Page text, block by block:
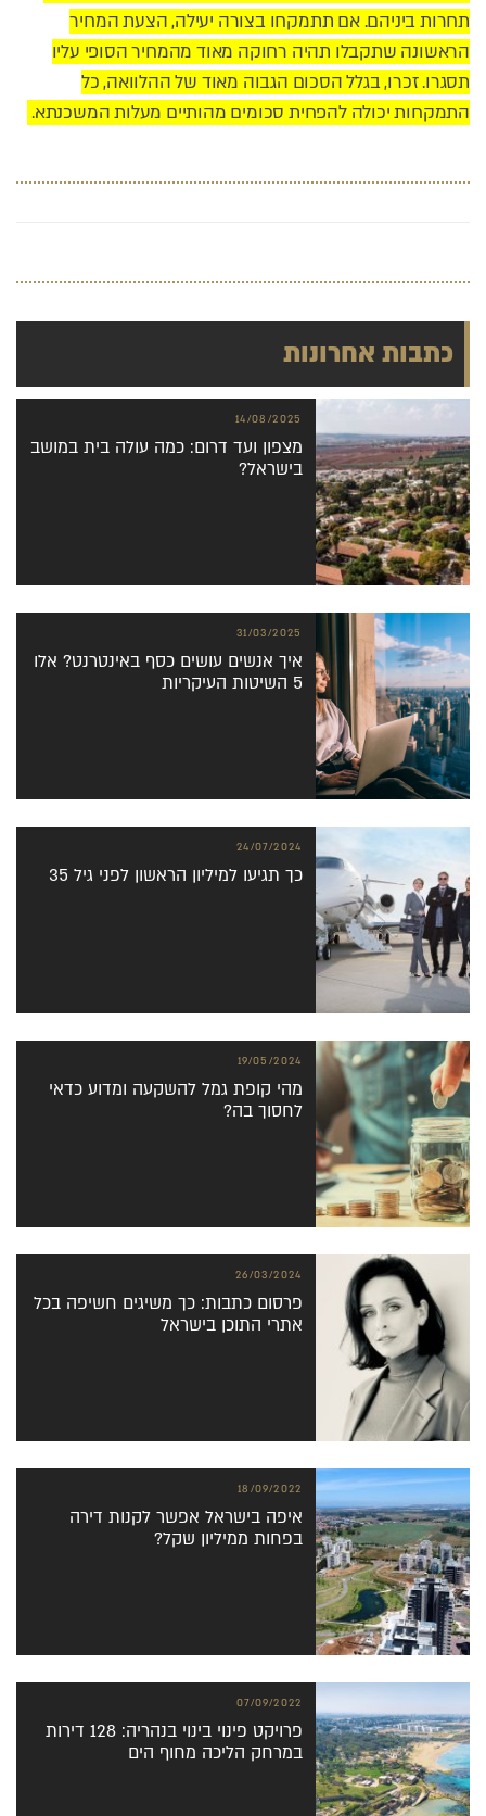
תחרות ביניהם. אם תתמקחו בצורה יעילה, הצעת המחיר
הראשונה שתקבלו תהיה רחוקה מאוד מהמחיר הסופי עליו
תסגרו. זכרו, בגלל הסכום הגבוה מאוד של ההלוואה, כל
התמקחות יכולה להפחית סכומים מהותיים מעלות המשכנתא.
כתבות אחרונות
מצפון ועד דרום: כמה עולה בית במושב
בישראל?
14/08/2025
איך אנשים עושים כסף באינטרנט? אלו
5 השיטות העיקריות
31/03/2025
כך תגיעו למיליון הראשון לפני גיל 35
24/07/2024
מהי קופת גמל להשקעה ומדוע כדאי
לחסוך בה?
19/05/2024
פרסום כתבות: כך משיגים חשיפה בכל
אתרי התוכן בישראל
26/03/2024
איפה בישראל אפשר לקנות דירה
בפחות ממיליון שקל?
18/09/2022
פרויקט פינוי בינוי בנהריה: 128 דירות
במרחק הליכה מחוף הים
07/09/2022